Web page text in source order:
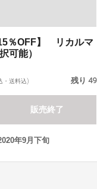
15％OFF】 リカルマ
可能）
・送料込) 残り 49
販売終了
年9月下旬